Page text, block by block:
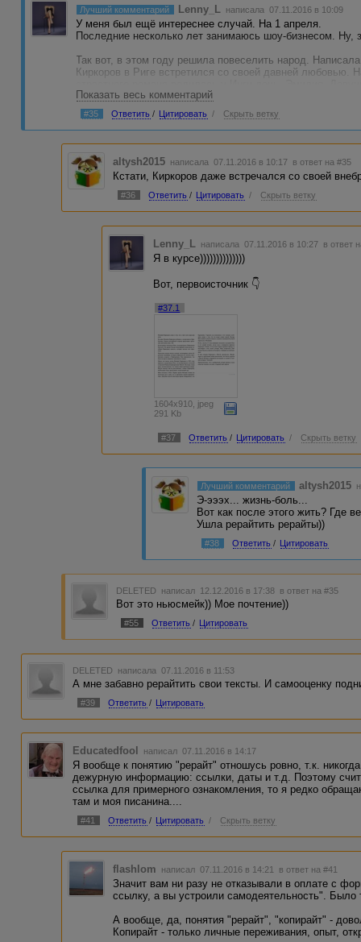
Лучший комментарий Lenny_L написала 07.11.2016 в 10:09
У меня был ещё интереснее случай. На 1 апреля.
Последние несколько лет занимаюсь шоу-бизнесом. Ну,
Так вот, в этом году решила повеселить народ.
Киркоров в Риге встретился со своей давней любовью.
понял, что это первоапрельская шутка, последнее
"Примечательно, что новость о внебрачной взрослой
первый день второго месяца весны."
И что вы думаете, друзья?! 1 апреля никто не
Гугле можно найти десятки рерайтов слезоточивой
В общем, спустя несколько недель на НТВ вышла
Закошанского. Правда, Ингу и Эмилию в студию так и
P.S. Любимый заказчик посмеялся, но после
Показать весь комментарий
#35 Ответить / Цитировать / Скрыть ветку
altysh2015 написала 07.11.2016 в 10:17 в ответ на #35
Кстати, Киркоров даже встречался со своей
#36 Ответить / Цитировать / Скрыть ветку
Lenny_L написала 07.11.2016 в 10:27 в ответ
Я в курсе))))))))))))))
Вот, первоисточник 👇
#37.1
1604x910, jpeg
291 Kb
#37 Ответить / Цитировать / Скрыть ветку
Лучший комментарий altysh2015
Э-эээх... жизнь-боль...
Вот как после этого жить? Где
Ушла рерайтить рерайты))
#38 Ответить / Цитировать
DELETED написал 12.12.2016 в 17:38 в ответ на #35
Вот это ньюсмейк)) Мое почтение))
#55 Ответить / Цитировать
DELETED написала 07.11.2016 в 11:53
А мне забавно рерайтить свои тексты. И самооценку
#39 Ответить / Цитировать
Educatedfool написал 07.11.2016 в 14:17
Я вообще к понятию "рерайт" отношусь ровно, т.к.
дежурную информацию: ссылки, даты и т.д. Поэтому
ссылка для примерного ознакомления, то я редко
там и моя писанина....
#41 Ответить / Цитировать / Скрыть ветку
flashlom написал 07.11.2016 в 14:21 в ответ на #41
Значит вам ни разу не отказывали в оплате с
ссылку, а вы устроили самодеятельность". Было
А вообще, да, понятия "рерайт", "копирайт" -
Копирайт - только личные переживания, опыт,